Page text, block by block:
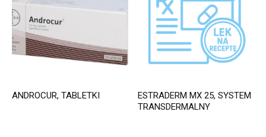
ANDROCUR, TABLETKI
ESTRADERM MX 25, SYSTEM
TRANSDERMALNY